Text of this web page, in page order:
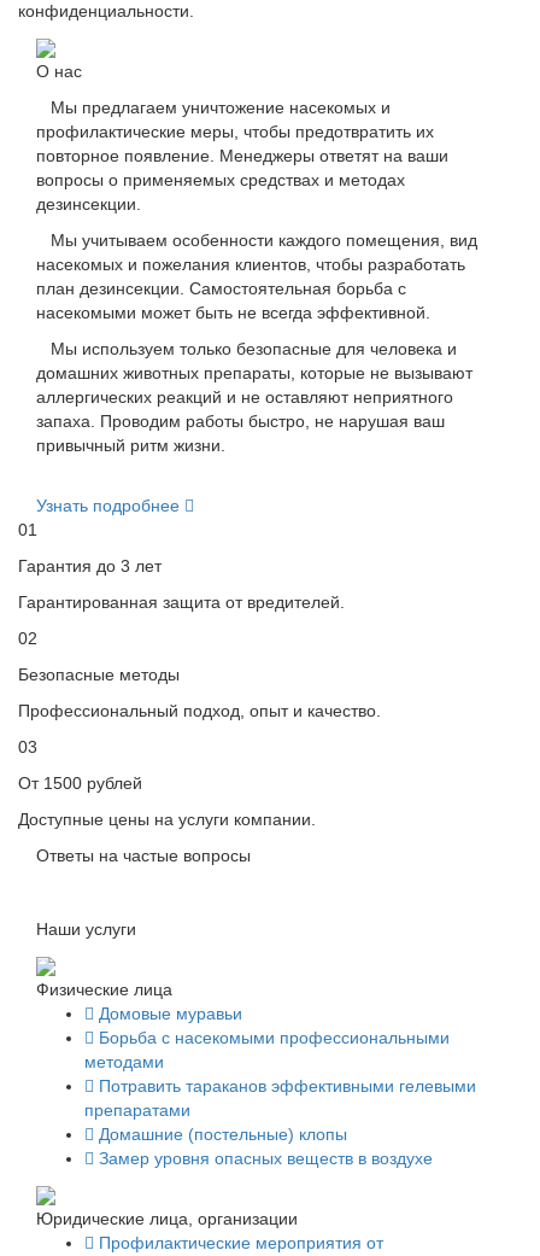
конфиденциальности.
О нас
Мы предлагаем уничтожение насекомых и
профилактические меры, чтобы предотвратить их
повторное появление. Менеджеры ответят на ваши
вопросы о применяемых средствах и методах
дезинсекции.
Мы учитываем особенности каждого помещения, вид
насекомых и пожелания клиентов, чтобы разработать
план дезинсекции. Самостоятельная борьба с
насекомыми может быть не всегда эффективной.
Мы используем только безопасные для человека и
домашних животных препараты, которые не вызывают
аллергических реакций и не оставляют неприятного
запаха. Проводим работы быстро, не нарушая ваш
привычный ритм жизни.
Узнать подробнее
01
Гарантия до 3 лет
Гарантированная защита от вредителей.
02
Безопасные методы
Профессиональный подход, опыт и качество.
03
От 1500 рублей
Доступные цены на услуги компании.
Ответы на частые вопросы
Наши услуги
Физические лица
Домовые муравьи
Борьба с насекомыми профессиональными
методами
Потравить тараканов эффективными гелевыми
препаратами
Домашние (постельные) клопы
Замер уровня опасных веществ в воздухе
Юридические лица, организации
Профилактические мероприятия от